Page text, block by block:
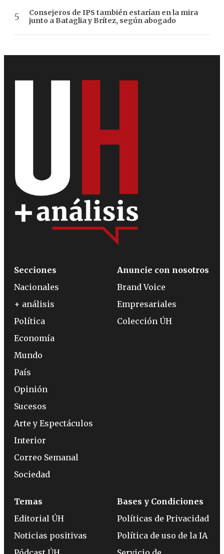
Consejeros de IPS también estarían en la mira
junto a Bataglia y Brítez, según abogado
Secciones
Nacionales
+ análisis
Política
Economía
Mundo
País
Opinión
Sucesos
Arte y Espectáculos
Interior
Correo Semanal
Sociedad
Anuncie con nosotros
Brand Voice
Empresariales
Colección ÚH
Temas
Editorial ÚH
Noticias positivas
Bases y Condiciones
Políticas de Privacidad
Política de uso de la IA